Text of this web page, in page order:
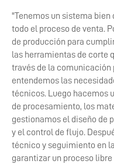
"Tenemos un sistema
todo el proceso de venta.
de producción para
las herramientas de corte
través de la comunicación
entendemos las
técnicos. Luego hacemos
de procesamiento, los
gestionamos el diseño de
y el control de flujo.
técnico y seguimiento en
garantizar un proceso